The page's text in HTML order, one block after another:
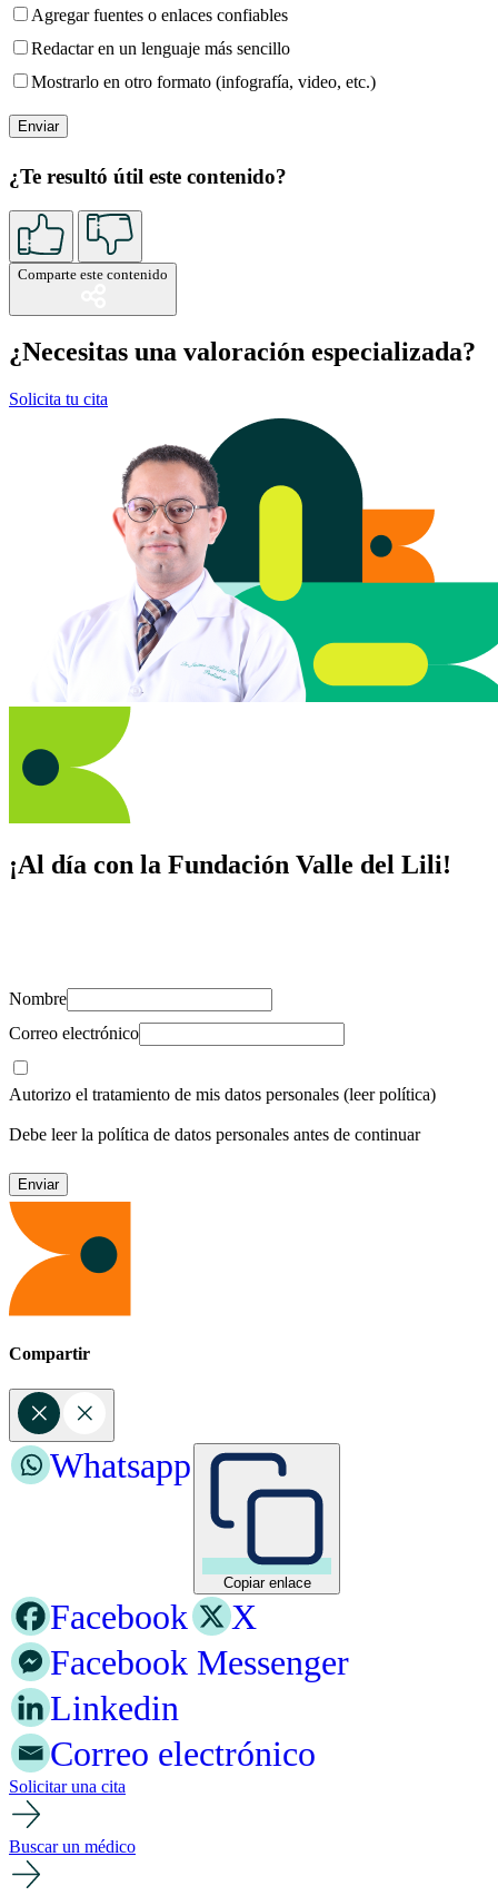
Agregar fuentes o enlaces confiables
Redactar en un lenguaje más sencillo
Mostrarlo en otro formato (infografía, video, etc.)
¿Te resultó útil este contenido?
Comparte este contenido
¿Necesitas una valoración especializada?
Solicita tu cita
¡Al día con la Fundación Valle del Lili!
Nombre
Correo electrónico
Autorizo el tratamiento de mis datos personales (leer política)
Debe leer la política de datos personales antes de continuar
Compartir
Copiar enlace
Whatsapp
Facebook
X
Facebook Messenger
Linkedin
Correo electrónico
Solicitar una cita
Buscar un médico